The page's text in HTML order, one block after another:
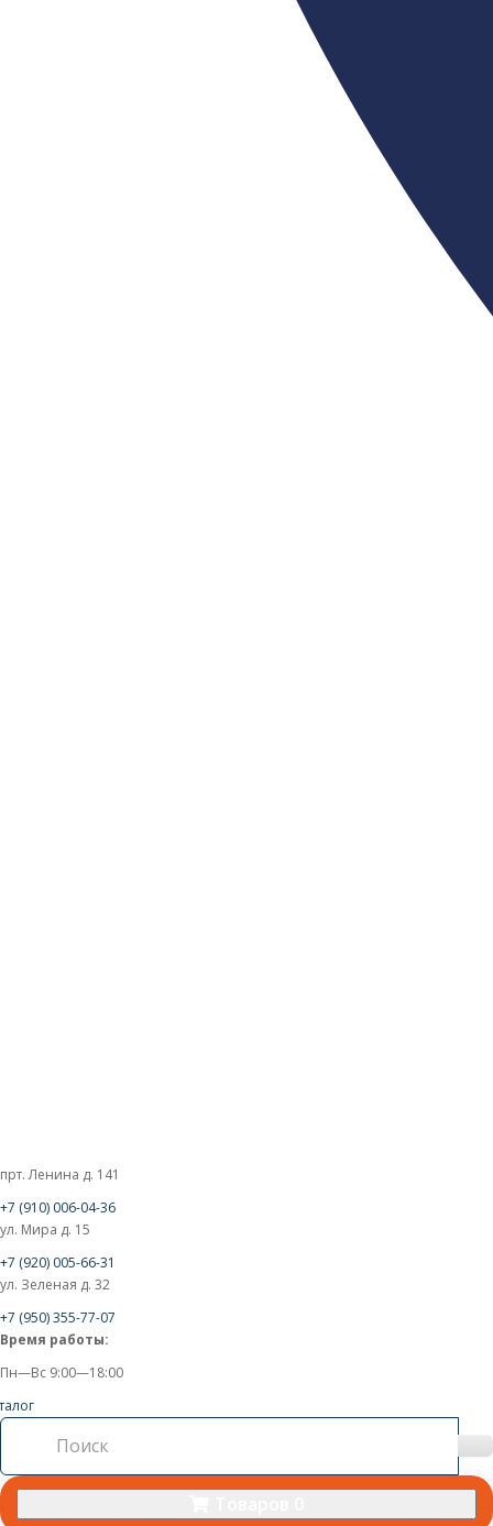
прт. Ленина д. 141
+7 (910) 006-04-36
ул. Мира д. 15
+7 (920) 005-66-31
ул. Зеленая д. 32
+7 (950) 355-77-07
Время работы:
Пн—Вс 9:00—18:00